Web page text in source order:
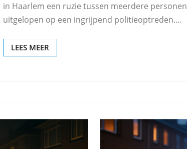
in Haarlem een ruzie tussen meerdere personen
uitgelopen op een ingrijpend politieoptreden.…
LEES MEER